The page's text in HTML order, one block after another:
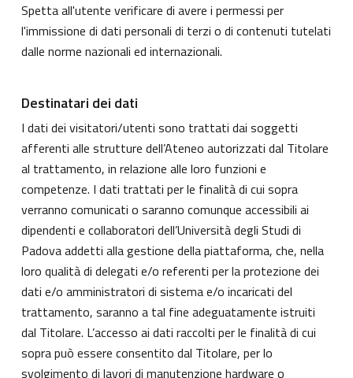
Spetta all'utente verificare di avere i permessi per
l'immissione di dati personali di terzi o di contenuti tutelati
dalle norme nazionali ed internazionali.
Destinatari dei dati
I dati dei visitatori/utenti sono trattati dai soggetti
afferenti alle strutture dell’Ateneo autorizzati dal Titolare
al trattamento, in relazione alle loro funzioni e
competenze. I dati trattati per le finalità di cui sopra
verranno comunicati o saranno comunque accessibili ai
dipendenti e collaboratori dell’Università degli Studi di
Padova addetti alla gestione della piattaforma, che, nella
loro qualità di delegati e/o referenti per la protezione dei
dati e/o amministratori di sistema e/o incaricati del
trattamento, saranno a tal fine adeguatamente istruiti
dal Titolare. L’accesso ai dati raccolti per le finalità di cui
sopra può essere consentito dal Titolare, per lo
svolgimento di lavori di manutenzione hardware o